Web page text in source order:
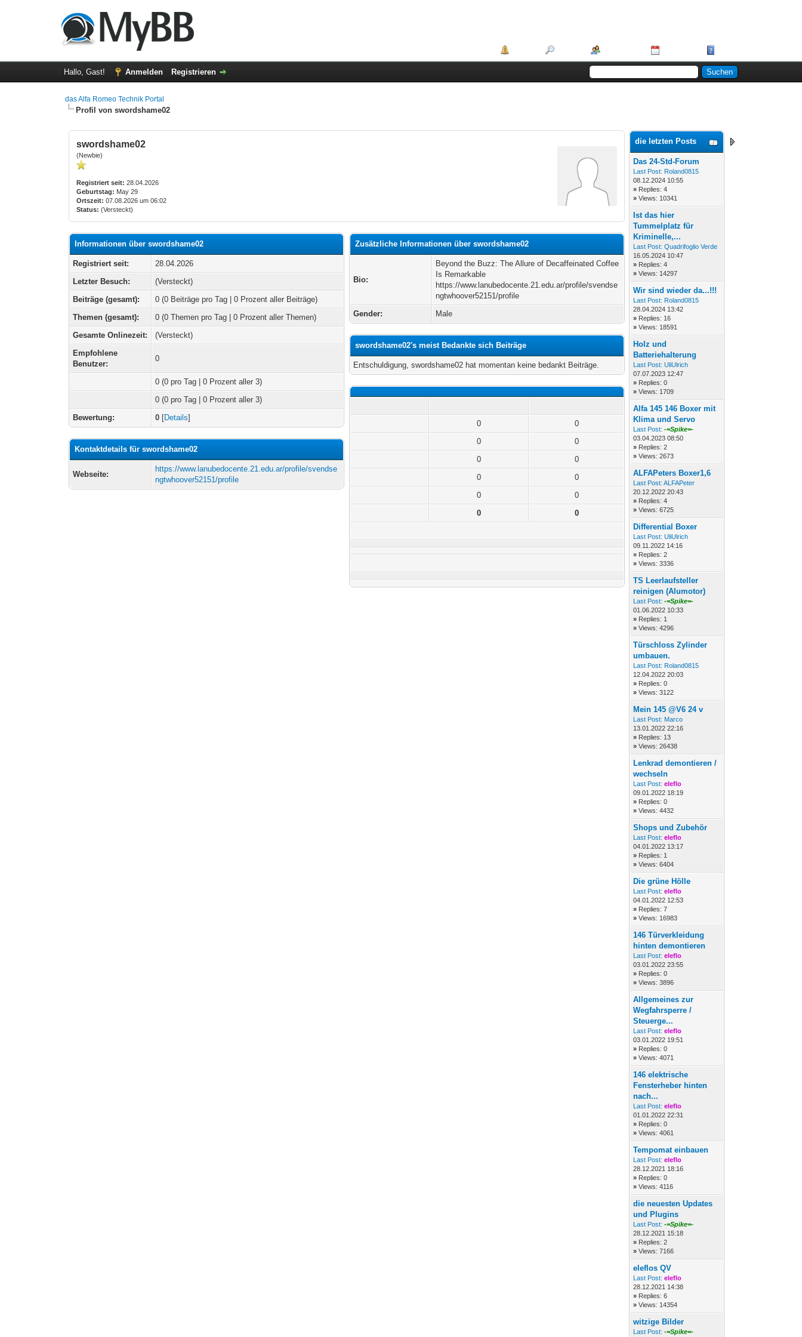
Hallo, Gast! Anmelden Registrieren
das Alfa Romeo Technik Portal
Profil von swordshame02
swordshame02
(Newbie)
Registriert seit: 28.04.2026
Geburtstag: May 29
Ortszeit: 07.08.2026 um 06:02
Status: (Versteckt)
Informationen über swordshame02
Registriert seit:
28.04.2026
Letzter Besuch:
(Versteckt)
Beiträge (gesamt):
0 (0 Beiträge pro Tag | 0 Prozent aller Beiträge)
Themen (gesamt):
0 (0 Themen pro Tag | 0 Prozent aller Themen)
Gesamte Onlinezeit:
(Versteckt)
Empfohlene
Benutzer:
0
0 (0 pro Tag | 0 Prozent aller 3)
0 (0 pro Tag | 0 Prozent aller 3)
Bewertung:
0 [Details]
Kontaktdetails für swordshame02
Webseite:
https://www.lanubedocente.21.edu.ar/profile/svendse
ngtwhoover52151/profile
Zusätzliche Informationen über swordshame02
Bio:
Beyond the Buzz: The Allure of Decaffeinated Coffee
Is Remarkable
https://www.lanubedocente.21.edu.ar/profile/svendse
ngtwhoover52151/profile
Gender:
Male
swordshame02's meist Bedankte sich Beiträge
Entschuldigung, swordshame02 hat momentan keine bedankt Beiträge.
0
0
0
0
0
0
0
0
0
0
0
0
die letzten Posts
Das 24-Std-Forum
Last Post: Roland0815
08.12.2024 10:55
» Replies: 4
»Views: 10341
Ist das hier
Tummelplatz für
Kriminelle,...
Last Post: Quadrifoglio Verde
16.05.2024 10:47
» Replies: 4
»Views: 14297
Wir sind wieder da...!!!
Last Post: Roland0815
28.04.2024 13:42
» Replies: 16
»Views: 18591
Holz und
Batteriehalterung
Last Post: UliUlrich
07.07.2023 12:47
» Replies: 0
»Views: 1709
Alfa 145 146 Boxer mit
Klima und Servo
Last Post: -=Spike=-
03.04.2023 08:50
» Replies: 2
»Views: 2673
ALFAPeters Boxer1,6
Last Post: ALFAPeter
20.12.2022 20:43
» Replies: 4
»Views: 6725
Differential Boxer
Last Post: UliUlrich
09.11.2022 14:16
» Replies: 2
»Views: 3336
TS Leerlaufsteller
reinigen (Alumotor)
Last Post: -=Spike=-
01.06.2022 10:33
» Replies: 1
»Views: 4296
Türschloss Zylinder
umbauen.
Last Post: Roland0815
12.04.2022 20:03
» Replies: 0
»Views: 3122
Mein 145 @V6 24 v
Last Post: Marco
13.01.2022 22:16
» Replies: 13
»Views: 26438
Lenkrad demontieren /
wechseln
Last Post: eleflo
09.01.2022 18:19
» Replies: 0
»Views: 4432
Shops und Zubehör
Last Post: eleflo
04.01.2022 13:17
» Replies: 1
»Views: 6404
Die grüne Hölle
Last Post: eleflo
04.01.2022 12:53
» Replies: 7
»Views: 16983
146 Türverkleidung
hinten demontieren
Last Post: eleflo
03.01.2022 23:55
» Replies: 0
»Views: 3896
Allgemeines zur
Wegfahrsperre /
Steuerge...
Last Post: eleflo
03.01.2022 19:51
» Replies: 0
»Views: 4071
146 elektrische
Fensterheber hinten
nach...
Last Post: eleflo
01.01.2022 22:31
» Replies: 0
»Views: 4061
Tempomat einbauen
Last Post: eleflo
28.12.2021 18:16
» Replies: 0
»Views: 4116
die neuesten Updates
und Plugins
Last Post: -=Spike=-
28.12.2021 15:18
» Replies: 2
»Views: 7166
eleflos QV
Last Post: eleflo
28.12.2021 14:38
» Replies: 6
»Views: 14354
witzige Bilder
Last Post: -=Spike=-